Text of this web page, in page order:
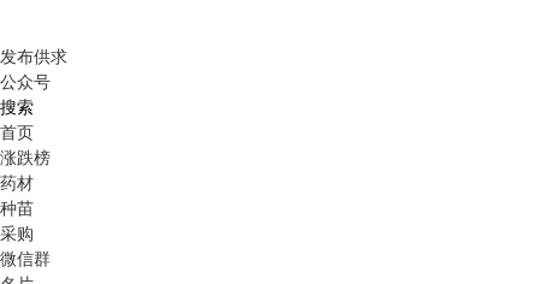
发布供求
公众号
搜索
首页
涨跌榜
药材
种苗
采购
微信群